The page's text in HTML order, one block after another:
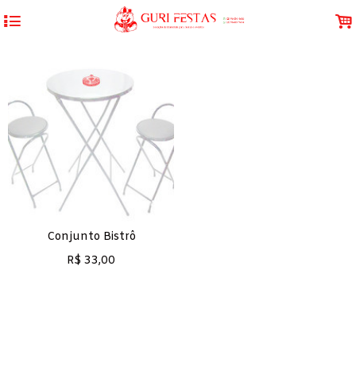
4 .
Conjunto Bistrô
R$ 33,00